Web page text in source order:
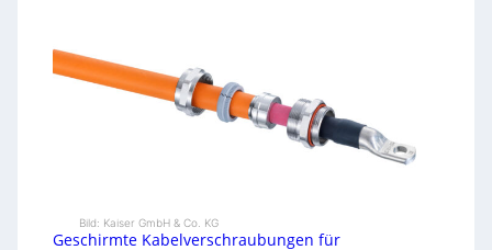
Bild: Kaiser GmbH & Co. KG
Geschirmte Kabelverschraubungen für